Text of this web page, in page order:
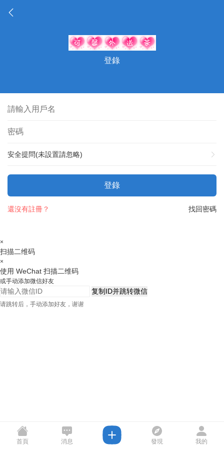
登錄
安全提問(未設置請忽略)
登錄
找回密碼
還沒有註冊？
×
扫描二维码
×
使用 WeChat 扫描二维码
或手动添加微信好友
复制ID并跳转微信
请跳转后，手动添加好友，谢谢
首頁 消息 發現 我的